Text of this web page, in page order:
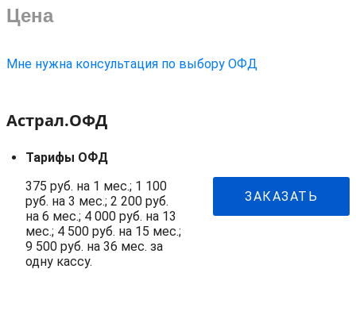
Цена
Мне нужна консультация по выбору ОФД
Астрал.ОФД
Тарифы ОФД
375 руб. на 1 мес.; 1 100
руб. на 3 мес.; 2 200 руб.
на 6 мес.; 4 000 руб. на 13
мес.; 4 500 руб. на 15 мес.;
9 500 руб. на 36 мес. за
одну кассу.
ЗАКАЗАТЬ